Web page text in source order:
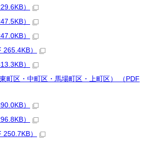
）
）
）
）
）
町区・中町区・馬場町区・上町区） （PDF
）
）
）